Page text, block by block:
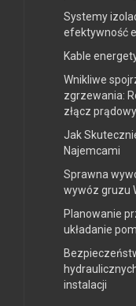
Systemy
efektywność
Kable
Wnikliwe
zgrzewania:
złącz
Jak
Najemcami
Sprawna
wywóz gruzu
Planowanie
układanie
instalacji